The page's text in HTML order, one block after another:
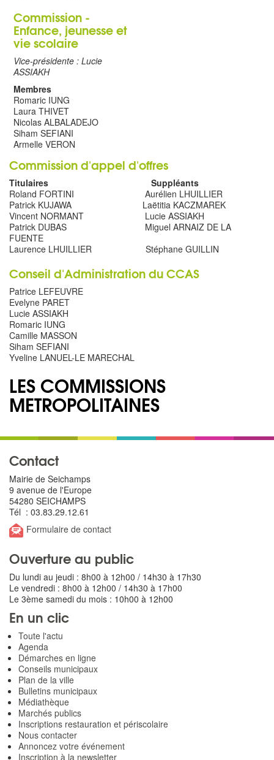
Commission -
Enfance, jeunesse et
vie scolaire
Vice-présidente : Lucie
ASSIAKH
Membres
Romaric IUNG
Laura THIVET
Nicolas ALBALADEJO
Siham SEFIANI
Armelle VERON
Commission d'appel d'offres
Titulaires Suppléants
Roland FORTINI Aurélien LHUILLIER
Patrick KUJAWA Laëtitia KACZMAREK
Vincent NORMANT Lucie ASSIAKH
Patrick DUBAS Miguel ARNAIZ DE LA
FUENTE
Laurence LHUILLIER Stéphane GUILLIN
Conseil d'Administration du CCAS
Patrice LEFEUVRE
Evelyne PARET
Lucie ASSIAKH
Romaric IUNG
Camille MASSON
Siham SEFIANI
Yveline LANUEL-LE MARECHAL
LES COMMISSIONS
METROPOLITAINES
Contact
Mairie de Seichamps
9 avenue de l'Europe
54280 SEICHAMPS
Tél : 03.83.29.12.61
Formulaire de contact
Ouverture au public
Du lundi au jeudi : 8h00 à 12h00 / 14h30 à 17h30
Le vendredi : 8h00 à 12h00 / 14h30 à 17h00
Le 3ème samedi du mois : 10h00 à 12h00
En un clic
Toute l'actu
Agenda
Démarches en ligne
Conseils municipaux
Plan de la ville
Bulletins municipaux
Médiathèque
Marchés publics
Inscriptions restauration et périscolaire
Nous contacter
Annoncez votre événement
Inscription à la newsletter